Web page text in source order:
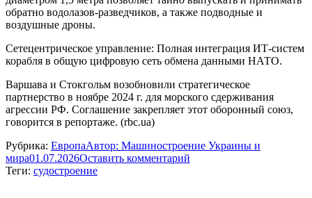
обратно водолазов-разведчиков, а также подводные и
воздушные дроны.
Сетецентрическое управление: Полная интеграция ИТ-систем
корабля в общую цифровую сеть обмена данными НАТО.
Варшава и Стокгольм возобновили стратегическое
партнерство в ноябре 2024 г. для морского сдерживания
агрессии РФ. Соглашение закрепляет этот оборонный союз,
говорится в репортаже. (rbc.ua)
Рубрика: ЕвропаАвтор: Машиностроение Украины и
мира01.07.2026Оставить комментарий
Теги: судостроение